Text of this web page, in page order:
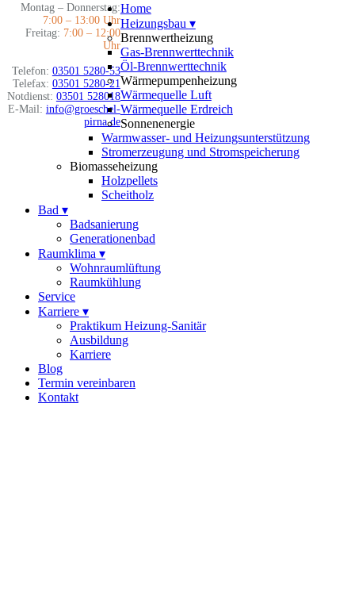
Montag – Donnerstag:
7:00 – 13:00 Uhr
Freitag: 7:00 – 12:00
Uhr
Telefon: 03501 5280-53
Telefax: 03501 5280-21
Notdienst: 03501 528018
E-Mail: info@groeschel-
pirna.de
Home
Heizungsbau ▾
Brennwertheizung
Gas-Brennwerttechnik
Öl-Brennwerttechnik
Wärmepumpenheizung
Wärmequelle Luft
Wärmequelle Erdreich
Sonnenenergie
Warmwasser- und Heizungsunterstützung
Stromerzeugung und Stromspeicherung
Biomasseheizung
Holzpellets
Scheitholz
Bad ▾
Badsanierung
Generationenbad
Raumklima ▾
Wohnraumlüftung
Raumkühlung
Service
Karriere ▾
Praktikum Heizung-Sanitär
Ausbildung
Karriere
Blog
Termin vereinbaren
Kontakt